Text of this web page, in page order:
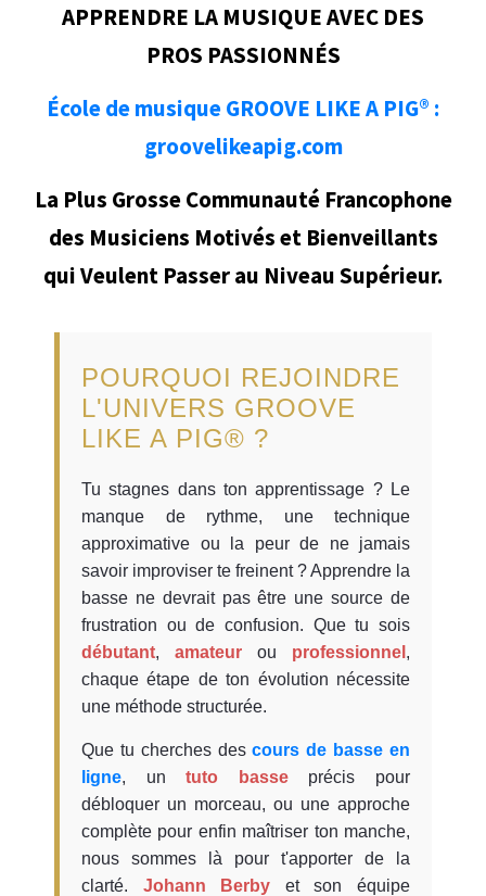
APPRENDRE LA MUSIQUE AVEC DES
PROS PASSIONNÉS
École de musique GROOVE LIKE A PIG® :
groovelikeapig.com
La Plus Grosse Communauté Francophone
des Musiciens Motivés et Bienveillants
qui Veulent Passer au Niveau Supérieur.
POURQUOI REJOINDRE
L'UNIVERS GROOVE
LIKE A PIG® ?
Tu stagnes dans ton apprentissage ? Le
manque de rythme, une technique
approximative ou la peur de ne jamais
savoir improviser te freinent ? Apprendre la
basse ne devrait pas être une source de
frustration ou de confusion. Que tu sois
débutant, amateur ou professionnel ,
chaque étape de ton évolution nécessite
une méthode structurée.
Que tu cherches descours de basse en
ligne, untuto basseprécis pour
débloquer un morceau, ou une approche
complète pour enfin maîtriser ton manche,
nous sommes là pour t'apporter de la
clarté. Johann Berby et son équipe